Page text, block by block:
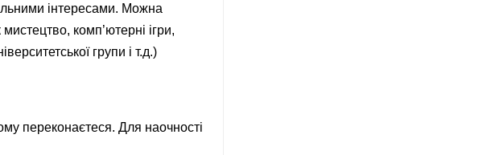
інтересами. Можна
комп’ютерні ігри,
групи і т.д.)
переконаєтеся. Для наочності